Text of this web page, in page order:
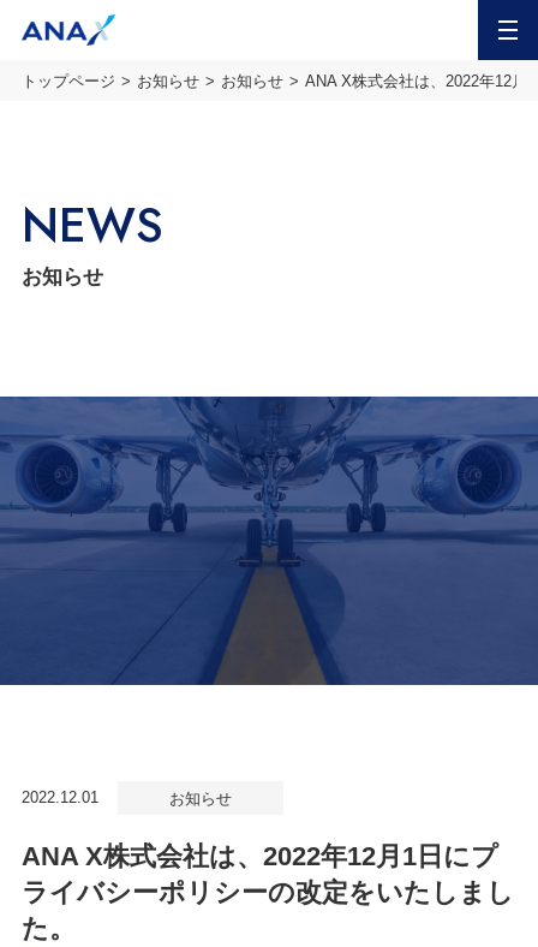
トップページ お知らせ お知らせ ANA X株式会社は、2022年12月
NEWS
お知らせ
2022.12.01 お知らせ
ANA X株式会社は、2022年12月1日にプ
ライバシーポリシーの改定をいたしまし
た。